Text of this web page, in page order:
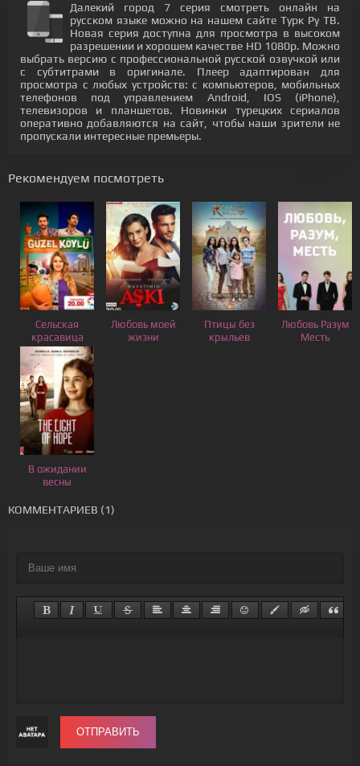
Далекий город 7 серия смотреть онлайн на
русском языке можно на нашем сайте Турк Ру ТВ.
Новая серия доступна для просмотра в высоком
разрешении и хорошем качестве HD 1080p. Можно
выбрать версию с профессиональной русской озвучкой или
с субтитрами в оригинале. Плеер адаптирован для
просмотра с любых устройств: с компьютеров, мобильных
телефонов под управлением Android, IOS (iPhone),
телевизоров и планшетов. Новинки турецких сериалов
оперативно добавляются на сайт, чтобы наши зрители не
пропускали интересные премьеры.
Рекомендуем посмотреть
Сельская
красавица
Любовь моей
жизни
Птицы без
крыльев
Любовь Разум
Месть
В ожидании
весны
КОММЕНТАРИЕВ (1)
ОТПРАВИТЬ